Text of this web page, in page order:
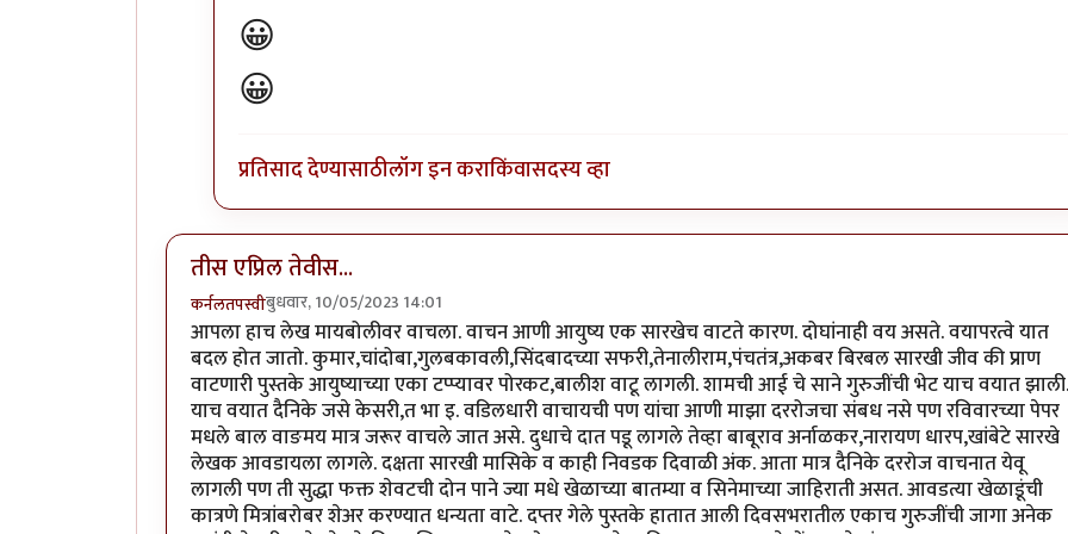
😀
😀
प्रतिसाद देण्यासाठीलॉग इन कराकिंवासदस्य व्हा
तीस एप्रिल तेवीस...
कर्नलतपस्वीबुधवार, 10/05/2023 14:01
आपला हाच लेख मायबोलीवर वाचला. वाचन आणी आयुष्य एक सारखेच वाटते कारण. दोघांनाही वय असते. वयापरत्वे यात
बदल होत जातो. कुमार,चांदोबा,गुलबकावली,सिंदबादच्या सफरी,तेनालीराम,पंचतंत्र,अकबर बिरबल सारखी जीव की प्राण
वाटणारी पुस्तके आयुष्याच्या एका टप्प्यावर पोरकट,बालीश वाटू लागली. शामची आई चे साने गुरुजींची भेट याच वयात झाली.
याच वयात दैनिके जसे केसरी,त भा इ. वडिलधारी वाचायची पण यांचा आणी माझा दररोजचा संबध नसे पण रविवारच्या पेपर
मधले बाल वाङमय मात्र जरूर वाचले जात असे. दुधाचे दात पडू लागले तेव्हा बाबूराव अर्नाळकर,नारायण धारप,खांबेटे सारखे
लेखक आवडायला लागले. दक्षता सारखी मासिके व काही निवडक दिवाळी अंक. आता मात्र दैनिके दररोज वाचनात येवू
लागली पण ती सुद्धा फक्त शेवटची दोन पाने ज्या मधे खेळाच्या बातम्या व सिनेमाच्या जाहिराती असत. आवडत्या खेळाडूंची
कात्रणे मित्रांबरोबर शेअर करण्यात धन्यता वाटे. दप्तर गेले पुस्तके हातात आली दिवसभरातील एकाच गुरुजींची जागा अनेक